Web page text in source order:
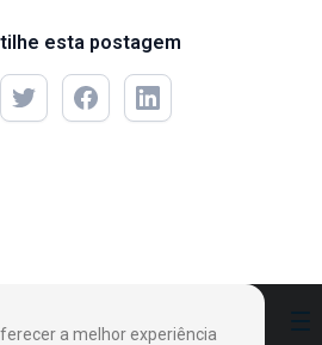
esta postagem
a melhor experiência